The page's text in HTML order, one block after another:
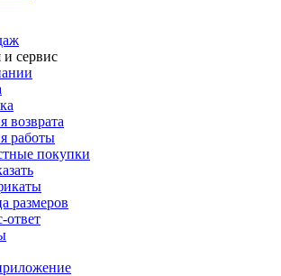
сервис
возврата
работы
покупки
размеров
ответ